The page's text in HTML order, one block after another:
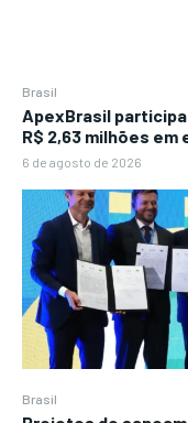
Brasil
ApexBrasil
R$ 2,63 milhões
6 de agosto de 2026
Brasil